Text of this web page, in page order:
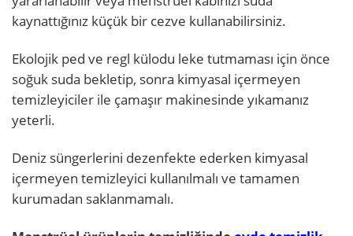
kaynattığınız küçük bir cezve kullanabilirsiniz.
Ekolojik ped ve regl külodu leke tutmaması için önce
soğuk suda bekletip, sonra kimyasal içermeyen
temizleyiciler ile çamaşır makinesinde yıkamanız
yeterli.
Deniz süngerlerini dezenfekte ederken kimyasal
içermeyen temizleyici kullanılmalı ve tamamen
kurumadan saklanmamalı.